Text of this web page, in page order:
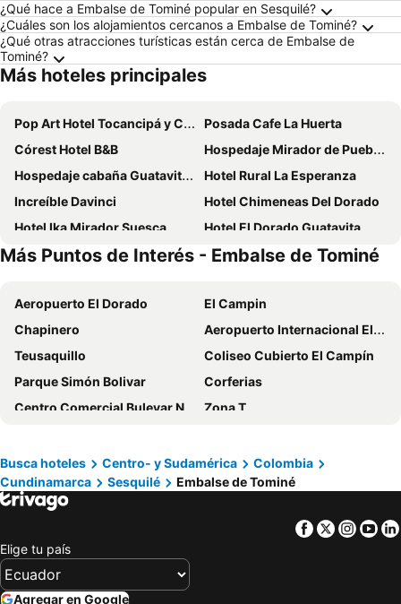
¿Qué hace a Embalse de Tominé popular en Sesquilé?
¿Cuáles son los alojamientos cercanos a Embalse de Tominé?
¿Qué otras atracciones turísticas están cerca de Embalse de
Tominé?
Más hoteles principales
Pop Art Hotel Tocancipá y Centro de Convenciones
Posada Cafe La Huerta
Córest Hotel B&B
Hospedaje Mirador de Pueblo viejo
Hospedaje cabaña Guatavita Finca las Acacias
Hotel Rural La Esperanza
Increíble Davinci
Hotel Chimeneas Del Dorado
Hotel Ika Mirador Suesca
Hotel El Dorado Guatavita
Zipaquira Coffee Town
Glamping Brillo De Luna
Hacienda Betania
Boutique El Parque
Casa Lila
Cinco Tierras Suesca
Más Puntos de Interés - Embalse de Tominé
Aeropuerto El Dorado
El Campin
Chapinero
Aeropuerto Internacional El Dorado
Teusaquillo
Coliseo Cubierto El Campín
Parque Simón Bolivar
Corferias
Centro Comercial Bulevar Niza
Zona T
Festival Estéreo Picnic
Usaquén
Zona Rosa
Avenida Chile - Calle 72
Embalse de Tominé
Parque de Usaquén
Unicentro
Country Club
Busca hoteles Centro- y Sudamérica
Colombia
Cundinamarca
Sesquilé Embalse de Tominé
Facebook
Twitter
Elige tu país
Agregar en Google